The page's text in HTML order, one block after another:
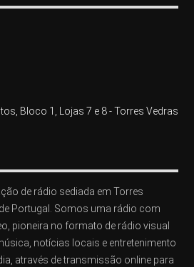
Bloco 1, Lojas 7 e 8 - Torres Vedras
de rádio sediada em Torres
Portugal. Somos uma rádio com
pioneira no formato de rádio visual
notícias locais e entretenimento
através de transmissão online para